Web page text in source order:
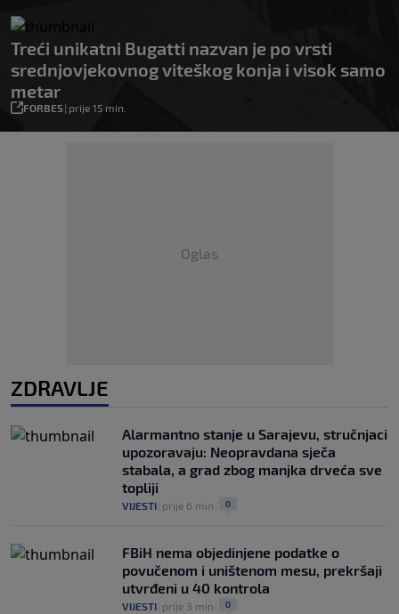
Treći unikatni Bugatti nazvan je po vrsti
srednjovjekovnog viteškog konja i visok samo
metar
FORBES| prije 15 min.
Oglas
ZDRAVLJE
Alarmantno stanje u Sarajevu, stručnjaci
upozoravaju: Neopravdana sječa
stabala, a grad zbog manjka drveća sve
topliji
VIJESTI prije 6 min 0
FBiH nema objedinjene podatke o
povučenom i uništenom mesu, prekršaji
utvrđeni u 40 kontrola
VIJESTI prije 3 min 0